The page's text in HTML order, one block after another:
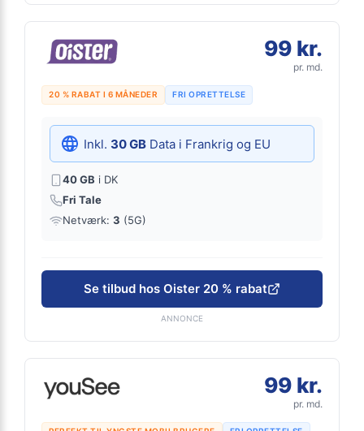
99 kr.
pr. md.
20 % RABAT I 6 MÅNEDER FRI OPRETTELSE
Inkl. 30 GB Data i Frankrig og EU
40 GB i DK
Fri Tale
Netværk: 3 (5G)
Se tilbud hos Oister 20 % rabat
ANNONCE
99 kr.
pr. md.